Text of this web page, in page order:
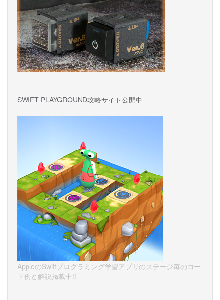
SWIFT PLAYGROUND攻略サイト公開中
AppleのSwiftプログラミング学習アプリのステージ毎のコー
ド例と解説掲載中!!